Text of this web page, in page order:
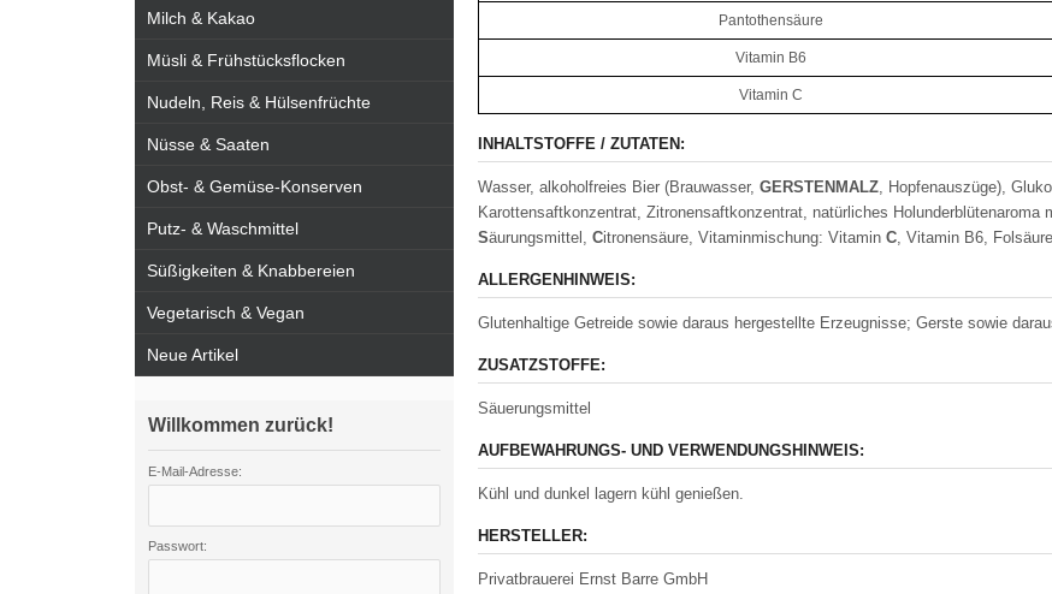
Pantothensäure
Vitamin B6
Vitamin C
INHALTSTOFFE / ZUTATEN:
Wasser, alkoholfreies Bier (Brauwasser, GERSTENMALZ, Hopfenauszüge),
Karottensaftkonzentrat, Zitronensaftkonzentrat, natürliches Holunderblütenaroma
Säurungsmittel, Citronensäure, Vitaminmischung: Vitamin C, Vitamin B6,
ALLERGENHINWEIS:
Glutenhaltige Getreide sowie daraus hergestellte Erzeugnisse; Gerste sowie
ZUSATZSTOFFE:
Säuerungsmittel
AUFBEWAHRUNGS- UND VERWENDUNGSHINWEIS:
Kühl und dunkel lagern kühl genießen.
HERSTELLER:
Privatbrauerei Ernst Barre GmbH
Milch & Kakao
Müsli & Frühstücksflocken
Nudeln, Reis & Hülsenfrüchte
Nüsse & Saaten
Obst- & Gemüse-Konserven
Putz- & Waschmittel
Süßigkeiten & Knabbereien
Vegetarisch & Vegan
Neue Artikel
Willkommen zurück!
E-Mail-Adresse:
Passwort: